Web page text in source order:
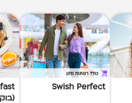
Swish Perfect
(בוקר